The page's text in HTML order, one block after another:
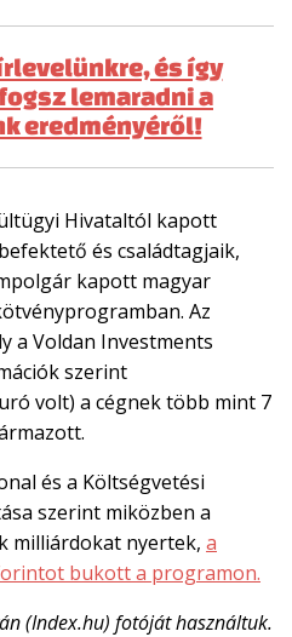
és így
lemaradni a
eredményéről!
Hivataltól kapott
és családtagjaik,
kapott magyar
Az
a Voldan Investments
szerint
volt) a cégnek több mint 7
és a Költségvetési
szerint miközben a
milliárdokat nyertek, a
bukott a programon.
(Index.hu) fotóját használtuk.